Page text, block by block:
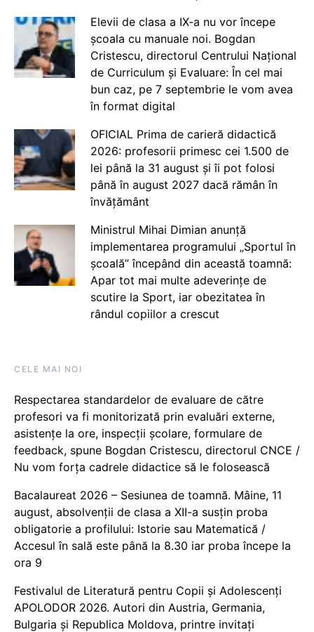
Elevii de clasa a IX-a nu vor începe
școala cu manuale noi. Bogdan
Cristescu, directorul Centrului Național
de Curriculum și Evaluare: În cel mai
bun caz, pe 7 septembrie le vom avea
în format digital
OFICIAL Prima de carieră didactică
2026: profesorii primesc cei 1.500 de
lei până la 31 august și îi pot folosi
până în august 2027 dacă rămân în
învățământ
Ministrul Mihai Dimian anunță
implementarea programului „Sportul în
școală” începând din această toamnă:
Apar tot mai multe adeverințe de
scutire la Sport, iar obezitatea în
rândul copiilor a crescut
CELE MAI NOI
Respectarea standardelor de evaluare de către
profesori va fi monitorizată prin evaluări externe,
asistențe la ore, inspecții școlare, formulare de
feedback, spune Bogdan Cristescu, directorul CNCE /
Nu vom forța cadrele didactice să le folosească
Bacalaureat 2026 – Sesiunea de toamnă. Mâine, 11
august, absolvenții de clasa a XII-a susțin proba
obligatorie a profilului: Istorie sau Matematică /
Accesul în sală este până la 8.30 iar proba începe la
ora 9
Festivalul de Literatură pentru Copii și Adolescenți
APOLODOR 2026. Autori din Austria, Germania,
Bulgaria și Republica Moldova, printre invitați